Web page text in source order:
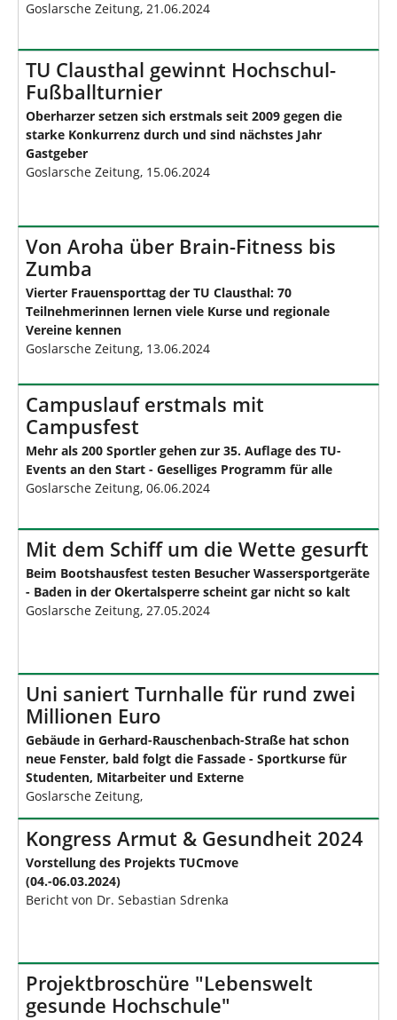
Goslarsche Zeitung, 21.06.2024
TU Clausthal gewinnt Hochschul-
Fußballturnier
Oberharzer setzen sich erstmals seit 2009 gegen die
starke Konkurrenz durch und sind nächstes Jahr
Gastgeber
Goslarsche Zeitung, 15.06.2024
Von Aroha über Brain-Fitness bis
Zumba
Vierter Frauensporttag der TU Clausthal: 70
Teilnehmerinnen lernen viele Kurse und regionale
Vereine kennen
Goslarsche Zeitung, 13.06.2024
Campuslauf erstmals mit
Campusfest
Mehr als 200 Sportler gehen zur 35. Auflage des TU-
Events an den Start - Geselliges Programm für alle
Goslarsche Zeitung, 06.06.2024
Mit dem Schiff um die Wette gesurft
Beim Bootshausfest testen Besucher Wassersportgeräte
- Baden in der Okertalsperre scheint gar nicht so kalt
Goslarsche Zeitung, 27.05.2024
Uni saniert Turnhalle für rund zwei
Millionen Euro
Gebäude in Gerhard-Rauschenbach-Straße hat schon
neue Fenster, bald folgt die Fassade - Sportkurse für
Studenten, Mitarbeiter und Externe
Goslarsche Zeitung,
Kongress Armut & Gesundheit 2024
Vorstellung des Projekts TUCmove
(04.-06.03.2024)
Bericht von Dr. Sebastian Sdrenka
Projektbroschüre "Lebenswelt
gesunde Hochschule"